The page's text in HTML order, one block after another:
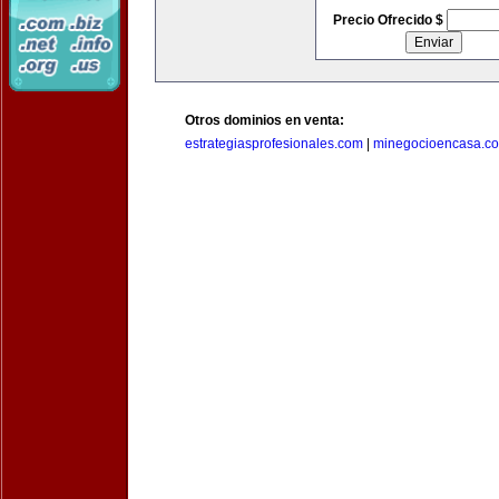
Precio Ofrecido $
Otros dominios en venta:
estrategiasprofesionales.com